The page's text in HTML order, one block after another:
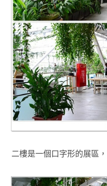
二樓是一個口字形的展區 ，